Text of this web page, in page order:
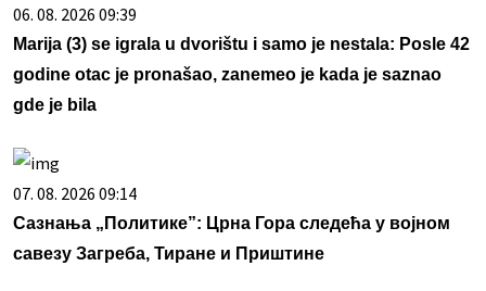
06. 08. 2026 09:39
Marija (3) se igrala u dvorištu i samo je nestala: Posle 42
godine otac je pronašao, zanemeo je kada je saznao
gde je bila
07. 08. 2026 09:14
Сазнања „Политике”: Црна Гора следећа у војном
савезу Загреба, Тиране и Приштине